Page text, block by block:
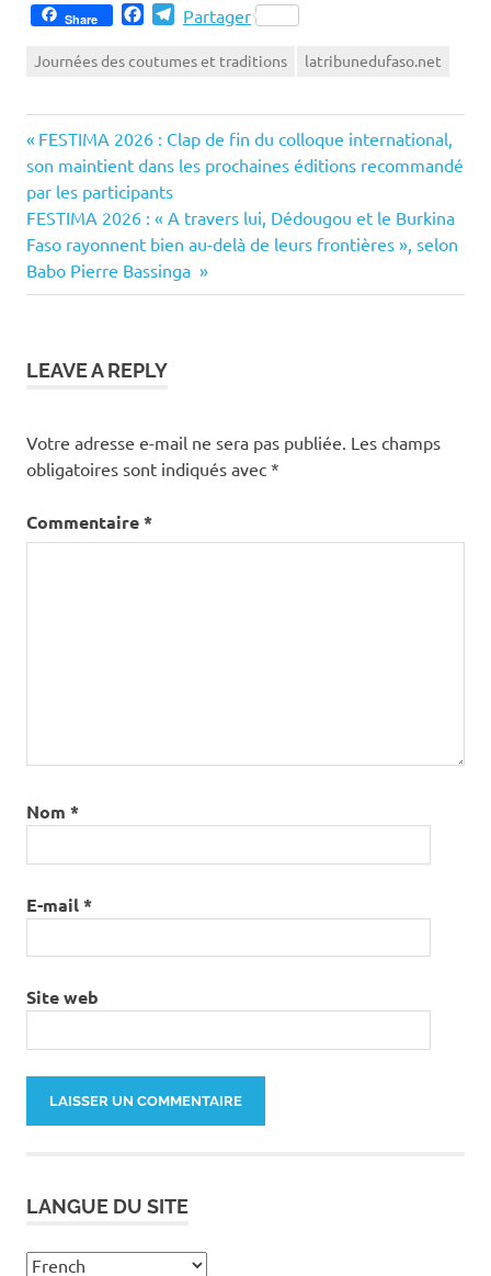
Share FacebookTelegram
Partager
Journées des coutumes et traditions latribunedufaso.net
Navigation
de
l’article
Previous
Post:
FESTIMA 2026 : Clap de fin du colloque international,
son maintient dans les prochaines éditions recommandé
par les participants
Next
Post:
FESTIMA 2026 : « A travers lui, Dédougou et le Burkina
Faso rayonnent bien au-delà de leurs frontières », selon
Babo Pierre Bassinga
LEAVE A REPLY
Votre adresse e-mail ne sera pas publiée. Les champs
obligatoires sont indiqués avec *
Commentaire*
Nom *
E-mail*
Site web
LANGUE DU SITE